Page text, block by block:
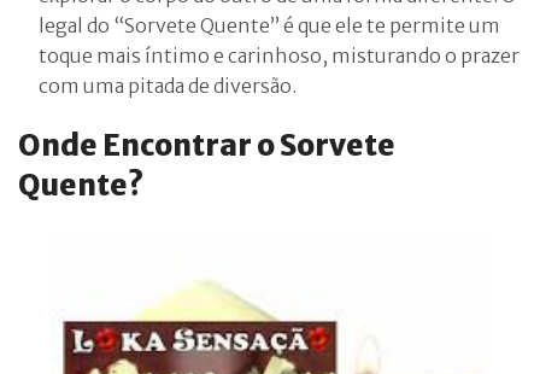
legal do “Sorvete Quente” é que ele te permite um
toque mais íntimo e carinhoso, misturando o prazer
com uma pitada de diversão.
Onde Encontrar o Sorvete
Quente?